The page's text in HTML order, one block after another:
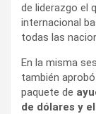
de liderazgo el
internacional
todas las
En la misma
también
paquete de
de dólares y